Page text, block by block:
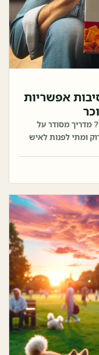
תקוע? 10 סיבות אפשריות
מדריך מסודר על
ומתי לפנות לאיש